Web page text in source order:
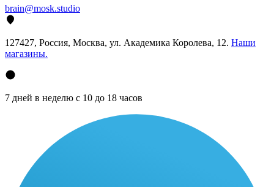
brain@mosk.studio
127427, Россия, Москва, ул. Академика Королева, 12. Наши
магазины.
7 дней в неделю с 10 до 18 часов